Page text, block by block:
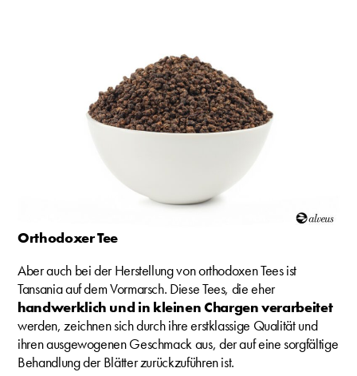
Orthodoxer Tee
Aber auch bei der Herstellung von orthodoxen Tees ist
Tansania auf dem Vormarsch. Diese Tees, die eher
handwerklich und in kleinen Chargen verarbeitet
werden, zeichnen sich durch ihre erstklassige Qualität und
ihren ausgewogenen Geschmack aus, der auf eine sorgfältige
Behandlung der Blätter zurückzuführen ist.